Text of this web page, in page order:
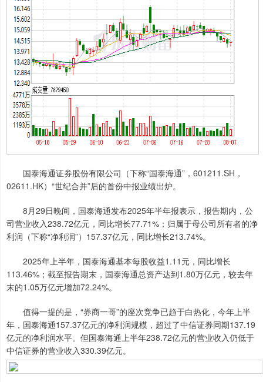
国泰海通证券股份有限公司（下称“国泰海通”，601211.SH，
02611.HK）“世纪合并”后的首份中报业绩出炉。
8月29日晚间，国泰海通发布2025年半年报表示，报告期内，公
司营业收入238.72亿元，同比增长77.71%；归属于母公司所有者的净
利润（下称“净利润”）157.37亿元，同比增长213.74%。
2025年上半年，国泰海通基本每股收益1.11元，同比增长
113.46%；截至报告期末，国泰海通总资产达到1.80万亿元，较去年
末的1.05万亿元增加72.24%。
值得一提的是，“券商一哥”的座次竞争已趋于白热化，今年上半
年，国泰海通157.37亿元的净利润规模，超过了中信证券同期137.19
亿元的净利润水平。但国泰海通上半年238.72亿元的营业收入仍低于
中信证券的营业收入330.39亿元。